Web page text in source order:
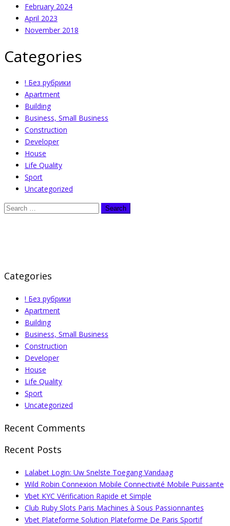
February 2024
April 2023
November 2018
Categories
! Без рубрики
Apartment
Building
Business, Small Business
Construction
Developer
House
Life Quality
Sport
Uncategorized
Categories
! Без рубрики
Apartment
Building
Business, Small Business
Construction
Developer
House
Life Quality
Sport
Uncategorized
Recent Comments
Recent Posts
Lalabet Login: Uw Snelste Toegang Vandaag
Wild Robin Connexion Mobile Connectivité Mobile Puissante
Vbet KYC Vérification Rapide et Simple
Club Ruby Slots Paris Machines à Sous Passionnantes
Vbet Plateforme Solution Plateforme De Paris Sportif